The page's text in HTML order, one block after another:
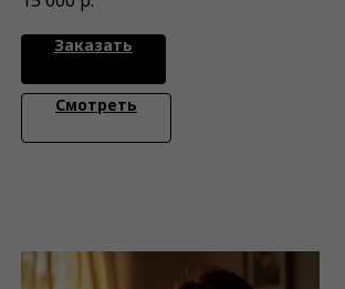
Заказать
Смотреть